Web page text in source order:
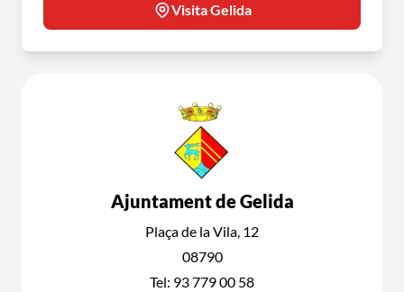
Visita Gelida
Ajuntament de Gelida
Plaça de la Vila, 12
08790
Tel: 93 779 00 58